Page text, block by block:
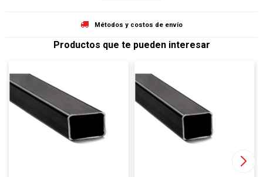
Métodos y costos de envío
Productos que te pueden interesar